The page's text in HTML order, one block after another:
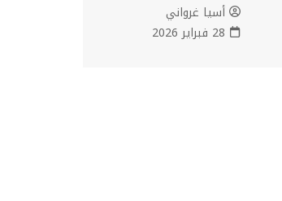
أسيا غرواني
28 فبراير 2026